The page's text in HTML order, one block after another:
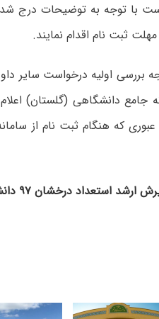
با توجه به توضیحات درج
ثبت نام اقدام نمایند.
بررسی اولیه درخواست سایر
جامع دانشگاهی (گلستان)
عبوری که هنگام ثبت نام از
درخشان ۹۷ دانشگاه تربیت مدرس